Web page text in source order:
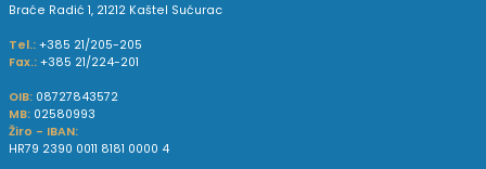
Braće Radić 1, 21212 Kaštel Sućurac
Tel.: +385 21/205-205
Fax.: +385 21/224-201
OIB: 08727843572
MB: 02580993
Žiro - IBAN:
HR79 2390 0011 8181 0000 4